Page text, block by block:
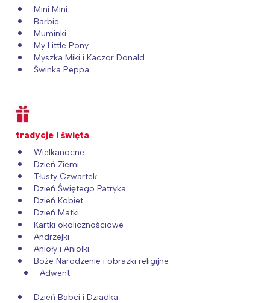
Mini Mini
Barbie
Muminki
My Little Pony
Myszka Miki i Kaczor Donald
Świnka Peppa
tradycje i święta
Wielkanocne
Dzień Ziemi
Tłusty Czwartek
Dzień Świętego Patryka
Dzień Kobiet
Dzień Matki
Kartki okolicznościowe
Andrzejki
Anioły i Aniołki
Boże Narodzenie i obrazki religijne
Adwent
Dzień Babci i Dziadka